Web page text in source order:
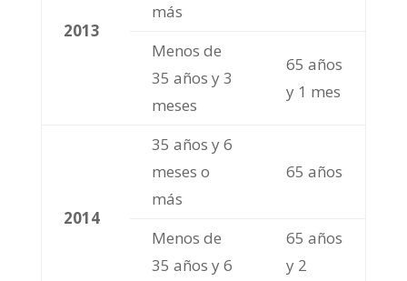
2013
más
Menos de
35 años y 3
meses
65 años
y 1 mes
2014
35 años y 6
meses o
más
65 años
Menos de
35 años y 6
65 años
y 2